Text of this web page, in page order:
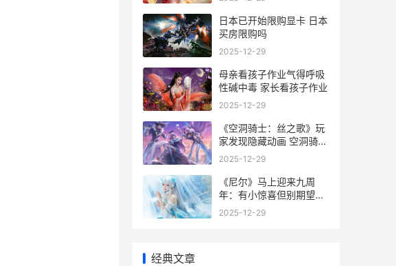
日本已开始限购显卡 日本
买房限购吗
2025-12-29
母亲看孩子作业气得呼吸
性碱中毒 家长看孩子作业
2025-12-29
《空洞骑士：丝之歌》玩
家发现隐藏动画 空洞骑士
丝之歌攻略
2025-12-29
《尼尔》马上迎来九周
年：有小惊喜但别期望太
高 尼尔 e
2025-12-29
经典文章